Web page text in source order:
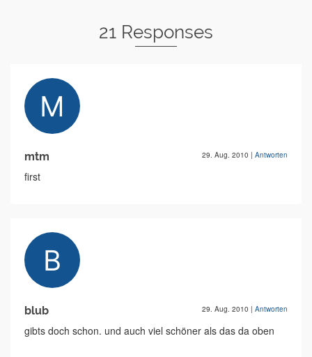
21 Responses
mtm 29. Aug. 2010 | Antworten
first
blub 29. Aug. 2010 | Antworten
gibts doch schon. und auch viel schöner als das da oben